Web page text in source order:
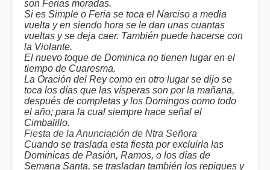
son Ferias moradas.
Si es Simple o Feria se toca el Narciso a media
vuelta y en siendo hora se le dan unas cuantas
vueltas y se deja caer. También puede hacerse con
la Violante.
El nuevo toque de Dominica no tienen lugar en el
tiempo de Cuaresma.
La Oración del Rey como en otro lugar se dijo se
toca los días que las vísperas son por la mañana,
después de completas y los Domingos como todo
el año; para la cual siempre hace señal el
Cimbalillo.
Fiesta de la Anunciación de Ntra Señora
Cuando se traslada esta fiesta por excluirla las
Dominicas de Pasión, Ramos, o los días de
Semana Santa, se trasladan también los repiques y